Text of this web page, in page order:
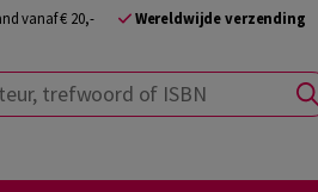
vanaf € 20,- Wereldwijde verzending
trefwoord of ISBN